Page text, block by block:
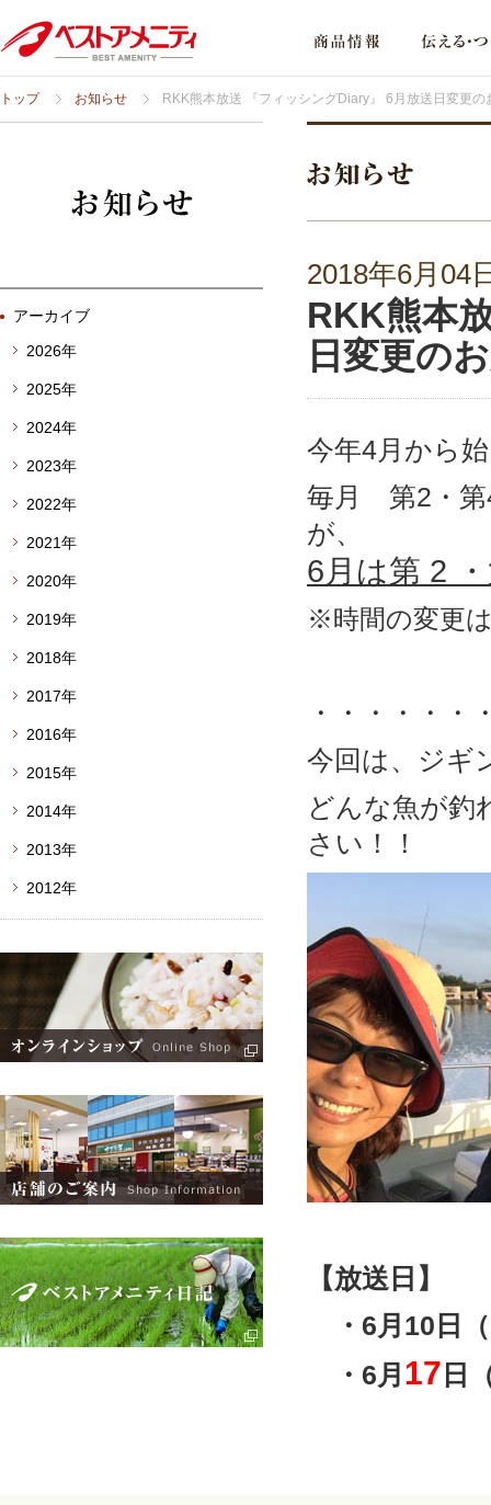
トップ お知らせ RKK熊本放送 『フィッシングDiary』 6月放送日変更の
2018年6月04
RKK熊本
日変更の
今年4月から
毎月 第2・第
が、
6月は第 2
※時間の変更
・・・・・・
今回は、ジギ
どんな魚が釣
さい！！
【放送日】
・6月10日
・6月 17 日
アーカイブ
2026年
2025年
2024年
2023年
2022年
2021年
2020年
2019年
2018年
2017年
2016年
2015年
2014年
2013年
2012年